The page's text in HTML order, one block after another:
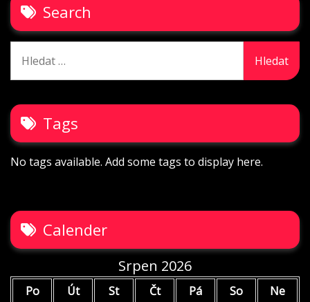
Search
Tags
No tags available. Add some tags to display here.
Calender
Srpen 2026
Po Út St Čt Pá So Ne